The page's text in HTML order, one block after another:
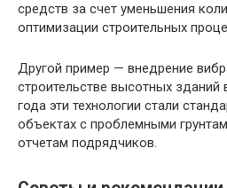
средств за счет уменьшения
оптимизации строительных
Другой пример — внедрение
строительстве высотных зданий
года эти технологии стали
объектах с проблемными
отчетам подрядчиков.